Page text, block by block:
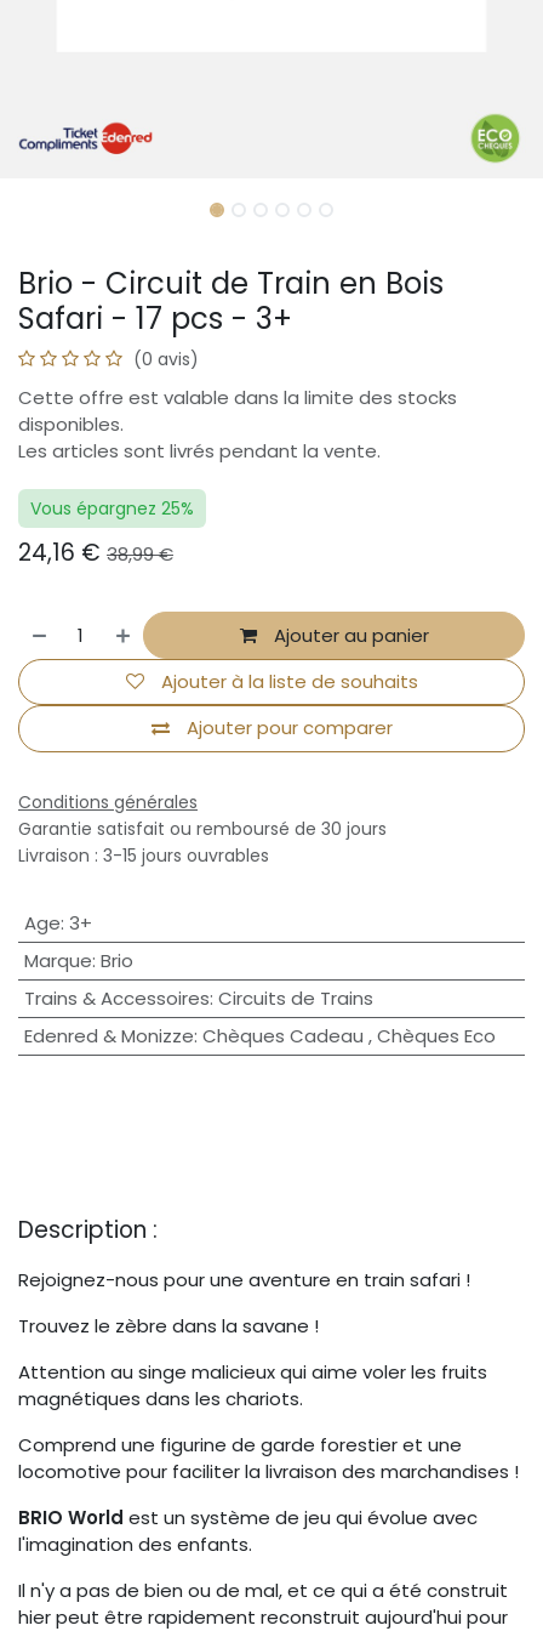
Brio - Circuit de Train en Bois
Safari - 17 pcs - 3+
(0 avis)
Cette offre est valable dans la limite des stocks
disponibles.
Les articles sont livrés pendant la vente.
Vous épargnez 25%
24,16 € 38,99€
Ajouter au panier
Ajouter pour comparer
Ajouter à la liste de souhaits
Conditions générales
Garantie satisfait ou remboursé de 30 jours
Livraison : 3-15 jours ouvrables
Age: 3+
Marque: Brio
Trains & Accessoires: Circuits de Trains
Edenred & Monizze: Chèques Cadeau ,Chèques Eco
Description :
Rejoignez-nous pour une aventure en train safari !
Trouvez le zèbre dans la savane !
Attention au singe malicieux qui aime voler les fruits
magnétiques dans les chariots.
Comprend une figurine de garde forestier et une
locomotive pour faciliter la livraison des marchandises !
BRIO World est un système de jeu qui évolue avec
l'imagination des enfants.
Il n'y a pas de bien ou de mal, et ce qui a été construit
hier peut être rapidement reconstruit aujourd'hui pour